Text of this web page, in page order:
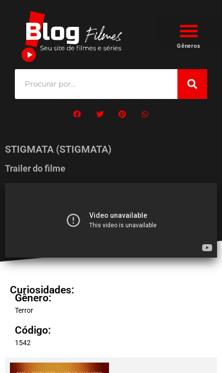
Gêneros
STIGMATA (STIGMATA)
Trailer do filme
Curiosidades:
Gênero:
Terror
Código:
1542